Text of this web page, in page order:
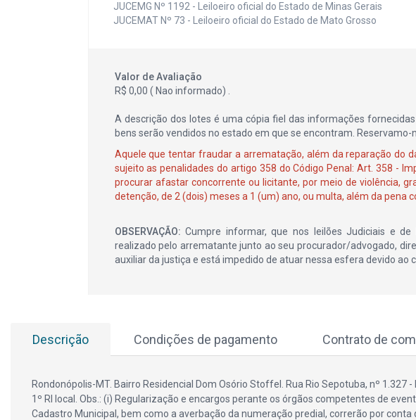
JUCEMG Nº 1192 - Leiloeiro oficial do Estado de Minas Gerais
JUCEMAT Nº 73 - Leiloeiro oficial do Estado de Mato Grosso
Valor de Avaliação
R$ 0,00 ( Nao informado) .
A descrição dos lotes é uma cópia fiel das informações
bens serão vendidos no estado em que se encontram.
Aquele que tentar fraudar a arrematação, além da reparação do
sujeito as penalidades do artigo 358 do Código Penal: Art. 358 -
procurar afastar concorrente ou licitante, por meio de violência,
detenção, de 2 (dois) meses a 1 (um) ano, ou multa, além da pena
OBSERVAÇÃO: Cumpre informar, que nos leilões Judiciais e
realizado pelo arrematante junto ao seu procurador/advogado,
auxiliar da justiça e está impedido de atuar nessa esfera devido ao
Descrição Condições de pagamento Contrato de
Rondonópolis-MT. Bairro Residencial Dom Osório Stoffel. Rua Rio Sepotuba, nº 1.327
1º RI local. Obs.: (i) Regularização e encargos perante os órgãos competentes de
Cadastro Municipal, bem como a averbação da numeração predial, correrão por conta